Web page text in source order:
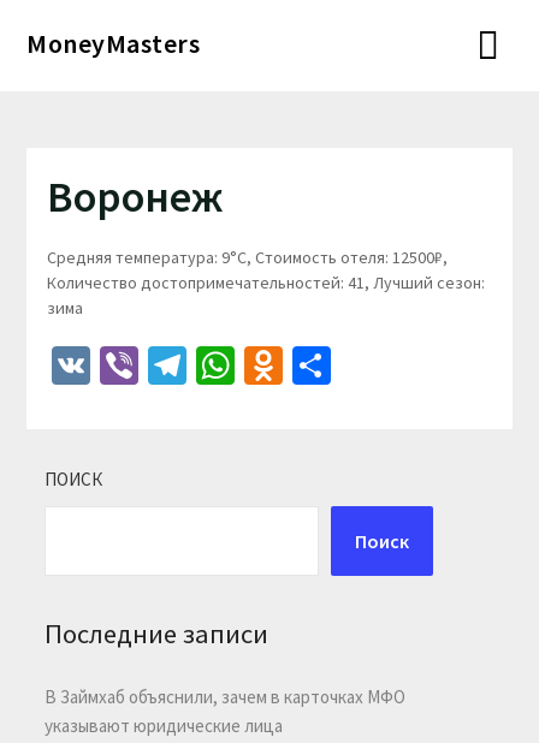
MoneyMasters
Воронеж
Средняя температура: 9°C, Стоимость отеля: 12500₽,
Количество достопримечательностей: 41, Лучший сезон:
зима
VKViberTelegram
WhatsApp
Odnoklassniki
Отправить
ПОИСК
Поиск
Последние записи
В Займхаб объяснили, зачем в карточках МФО
указывают юридические лица